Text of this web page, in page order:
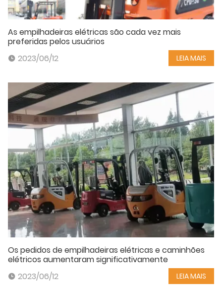
As empilhadeiras elétricas são cada vez mais
preferidas pelos usuários
2023/06/12
LEIA MAIS
Os pedidos de empilhadeiras elétricas e caminhões
elétricos aumentaram significativamente
2023/06/12
LEIA MAIS